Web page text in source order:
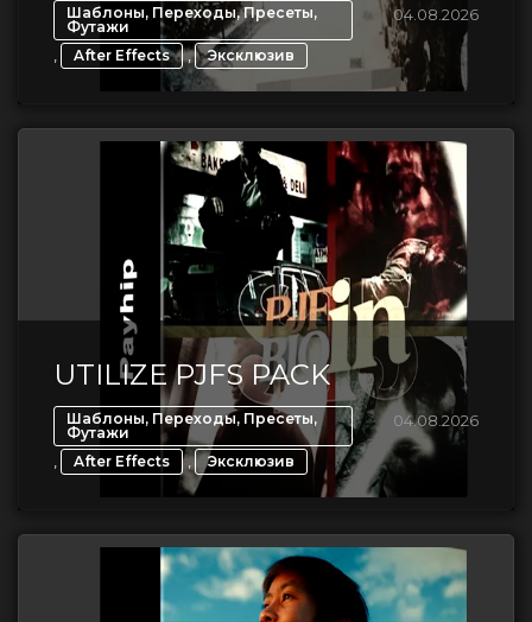
Шаблоны, Переходы, Пресеты,
Футажи
, After Effects , Эксклюзив
04.08.2026
UTILIZE PJFS PACK
Шаблоны, Переходы, Пресеты,
Футажи
, After Effects , Эксклюзив
04.08.2026